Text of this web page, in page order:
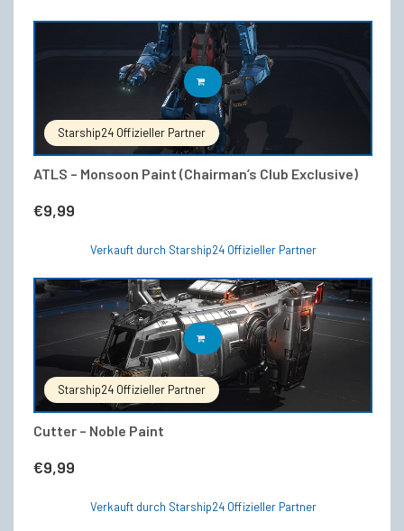
Starship24 Offizieller Partner
ATLS – Monsoon Paint (Chairman’s Club Exclusive)
€9,99
IN DEN WARENKORB
Verkauft durch Starship24 Offizieller Partner
Starship24 Offizieller Partner
Cutter – Noble Paint
€9,99
IN DEN WARENKORB
Verkauft durch Starship24 Offizieller Partner